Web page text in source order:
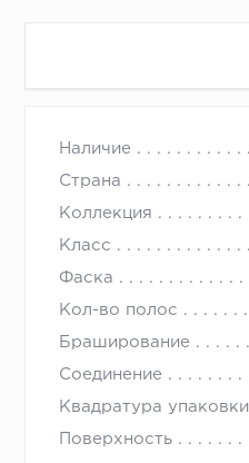
Наличие
Страна
Коллекция
Класс
Фаска
Кол-во полос
Браширование
Соединение
Квадратура упаковки
Поверхность